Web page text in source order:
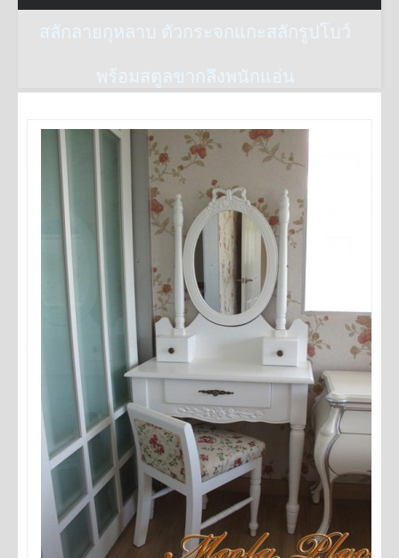
สลักลายกุหลาบ ตัวกระจกแกะสลักรูปโบว์
พร้อมสตูลขากลึงพนักแอ่น